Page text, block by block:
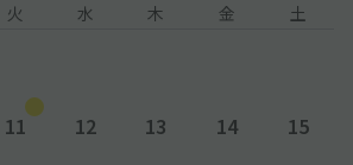
火 水 木 金 土
11 12 13 14 15